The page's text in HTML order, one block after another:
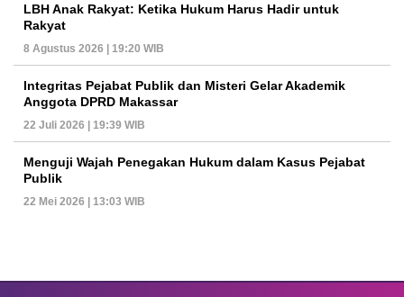
LBH Anak Rakyat: Ketika Hukum Harus Hadir untuk
Rakyat
8 Agustus 2026 | 19:20 WIB
Integritas Pejabat Publik dan Misteri Gelar Akademik
Anggota DPRD Makassar
22 Juli 2026 | 19:39 WIB
Menguji Wajah Penegakan Hukum dalam Kasus Pejabat
Publik
22 Mei 2026 | 13:03 WIB